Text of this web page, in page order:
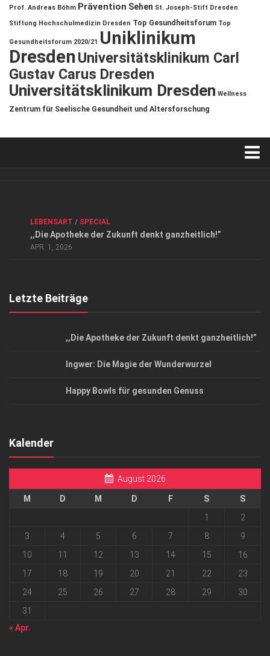
Prof. Andreas Böhm Prävention Sehen St. Joseph-Stift Dresden
Stiftung Hochschulmedizin Dresden Top Gesundheitsforum Top
Gesundheitsforum 2020/21 Uniklinikum
DresdenUniversitätsklinikum Carl
Gustav Carus Dresden
Universitätsklinikum Dresden Wellness
Zentrum für Seelische Gesundheit und Altersforschung
Datenschutzerklärung
Top Magazin Dresden / Ostsachsen
LEBENSART / SPECIAL
,,Die Apotheke der Zukunft denkt ganzheitlich!”
APR. 1, 2026
Letzte Beiträge
,,Die Apotheke der Zukunft denkt ganzheitlich!”
Ingwer: Die Magie der Wunderwurzel
Happy Bowls für gesunden Genuss
Kalender
August 2026
M D M D F S
S
1
2
3
4 5 6 7 8
9
10
11 12 13 14 15
16
17
18 19 20 21 22
23
24
25 26 27 28 29
30
31
« Apr.